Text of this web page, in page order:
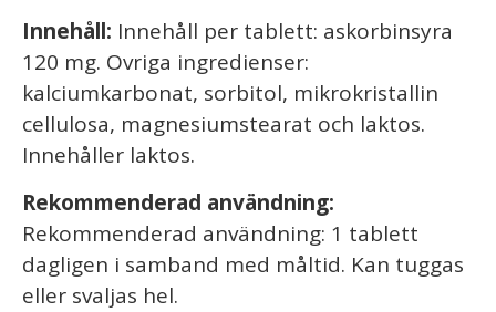
Innehåll: Innehåll per tablett: askorbinsyra
120 mg. Ovriga ingredienser:
kalciumkarbonat, sorbitol, mikrokristallin
cellulosa, magnesiumstearat och laktos.
Innehåller laktos.
Rekommenderad användning:
Rekommenderad användning: 1 tablett
dagligen i samband med måltid. Kan tuggas
eller svaljas hel.